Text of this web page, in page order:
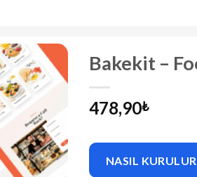
Bakekit –
478,90₺
NASIL